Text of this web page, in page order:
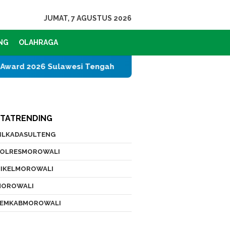
JUMAT, 7 AGUSTUS 2026
OLAHRAGA
Tengah PT IMIP dan Dinas Pendidikan Morowali